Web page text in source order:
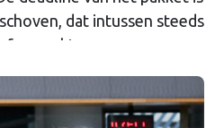
dat intussen steeds